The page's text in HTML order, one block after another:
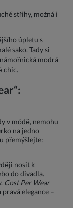
střihy, možná i
úpletu s
sako. Tady si
modrá
chic.
v módě, nemohu
na jedno
přemýšlejte:
nosit k
do divadla.
Cost Per Wear
elegance –